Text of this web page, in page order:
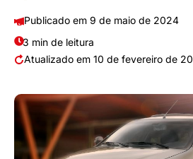
9 de maio de 2024
3 min de leitura
10 de fevereiro de